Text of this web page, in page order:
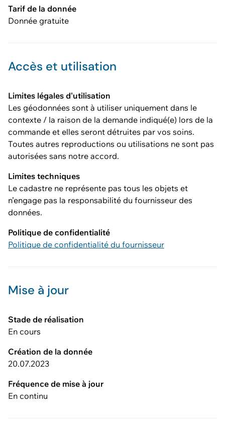
Tarif de la donnée
Donnée gratuite
Accès et utilisation
Limites légales d'utilisation
Les géodonnées sont à utiliser uniquement dans le
contexte / la raison de la demande indiqué(e) lors de la
commande et elles seront détruites par vos soins.
Toutes autres reproductions ou utilisations ne sont pas
autorisées sans notre accord.
Limites techniques
Le cadastre ne représente pas tous les objets et
n’engage pas la responsabilité du fournisseur des
données.
Politique de confidentialité
Politique de confidentialité du fournisseur
Mise à jour
Stade de réalisation
En cours
Création de la donnée
20.07.2023
Fréquence de mise à jour
En continu